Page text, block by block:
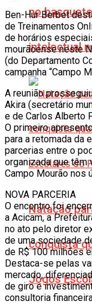
no
intelectual
Natação
conquista
Jogos
Ben-Hur Berbet
de Treinamentos
de horários
mourãoense neste
(do Departamento
campanha “Campo
A reunião
Akira (secretário
e de Carlos Alberto
O primeiro
para a retomada da
parcerias entre o
organizada que
Campo Mourão nos
NOVA PARCERIA
O encontro foi
a Acicam, a
no ato pelo diretor
de uma sociedade
de R$ 100 milhões
Destaca-se pelas
mercado,
de giro e
consultoria